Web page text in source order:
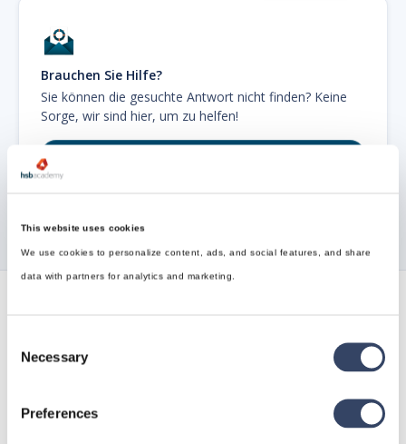
This website uses cookies
We use cookies to personalize content, ads, and social features, and share
data with partners for analytics and marketing.
Selection
Necessary
Preferences
Brauchen Sie Hilfe?
Sie können die gesuchte Antwort nicht finden? Keine
Sorge, wir sind hier, um zu helfen!